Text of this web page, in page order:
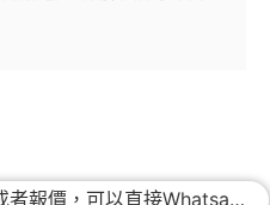
有野需要問，或者報價，可以直接Whatsapp傾，或者致電92286684呀~